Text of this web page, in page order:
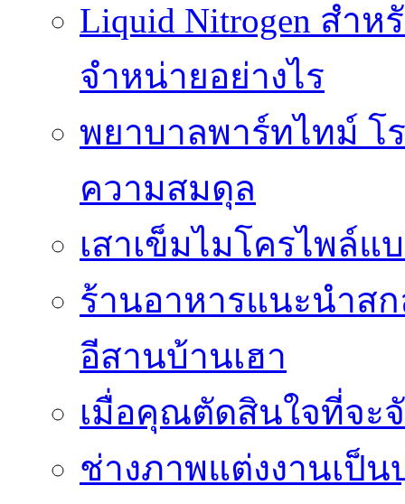
Liquid Nitrogen สำ
จำหน่ายอย่างไร
พยาบาลพาร์ทไทม์ โ
ความสมดุล
เสาเข็มไมโครไพล์
ร้านอาหารแนะนำส
อีสานบ้านเฮา
เมื่อคุณตัดสินใจที่จะ
ช่างภาพแต่งงานเป็